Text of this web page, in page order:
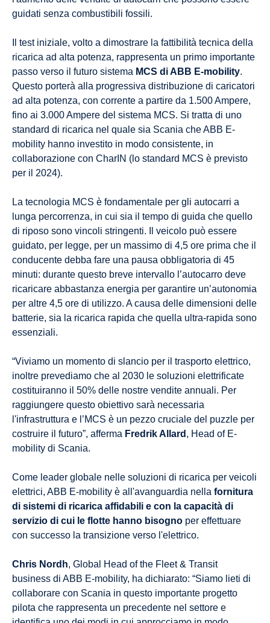
guidati senza combustibili fossili.
Il test iniziale, volto a dimostrare la fattibilità tecnica della
ricarica ad alta potenza, rappresenta un primo importante
passo verso il futuro sistema MCS di ABB E-mobility.
Questo porterà alla progressiva distribuzione di caricatori
ad alta potenza, con corrente a partire da 1.500 Ampere,
fino ai 3.000 Ampere del sistema MCS. Si tratta di uno
standard di ricarica nel quale sia Scania che ABB E-
mobility hanno investito in modo consistente, in
collaborazione con CharIN (lo standard MCS è previsto
per il 2024).
La tecnologia MCS è fondamentale per gli autocarri a
lunga percorrenza, in cui sia il tempo di guida che quello
di riposo sono vincoli stringenti. Il veicolo può essere
guidato, per legge, per un massimo di 4,5 ore prima che il
conducente debba fare una pausa obbligatoria di 45
minuti: durante questo breve intervallo l’autocarro deve
ricaricare abbastanza energia per garantire un’autonomia
per altre 4,5 ore di utilizzo. A causa delle dimensioni delle
batterie, sia la ricarica rapida che quella ultra-rapida sono
essenziali.
“Viviamo un momento di slancio per il trasporto elettrico,
inoltre prevediamo che al 2030 le soluzioni elettrificate
costituiranno il 50% delle nostre vendite annuali. Per
raggiungere questo obiettivo sarà necessaria
l'infrastruttura e l’MCS è un pezzo cruciale del puzzle per
costruire il futuro”, afferma Fredrik Allard , Head of E-
mobility di Scania.
Come leader globale nelle soluzioni di ricarica per veicoli
elettrici, ABB E-mobility è all'avanguardia nella fornitura
di sistemi di ricarica affidabili e con la capacità di
servizio di cui le flotte hanno bisogno per effettuare
con successo la transizione verso l'elettrico.
Chris Nordh, Global Head of the Fleet & Transit
business di ABB E-mobility, ha dichiarato: “Siamo lieti di
collaborare con Scania in questo importante progetto
pilota che rappresenta un precedente nel settore e